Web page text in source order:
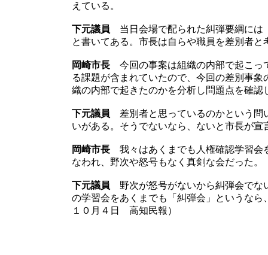
えている。
下元議員 当日会場で配られた糾弾要綱には
と書いてある。市長は自らや職員を差別者と
岡崎市長今回の事案は組織の内部で起こっ
る課題が含まれていたので、今回の差別事
織の内部で起きたのかを分析し問題点を確
下元議員 差別者と思っているのかという問
いがある。そうでないなら、ないと市長が
岡崎市長我々はあくまでも人権確認学習会
なわれ、野次や怒号もなく真剣な会だった。
下元議員 野次が怒号がないから糾弾会でな
の学習会をあくまでも「糾弾会」というな
１０月４日 高知民報）